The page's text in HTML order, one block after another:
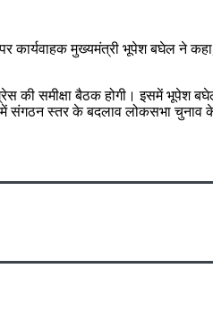
पर कार्यवाहक मुख्यमंत्री भूपेश बघेल ने
की समीक्षा बैठक होगी। इसमें भूपेश
में संगठन स्तर के बदलाव लोकसभा चुनाव